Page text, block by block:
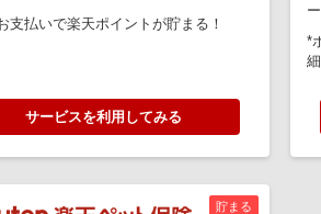
支払いで楽天ポイントが貯まる！
サービスを利用してみる
*
貯まる